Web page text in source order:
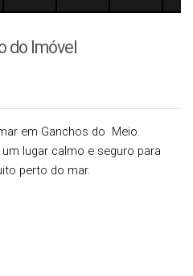
do Imóvel
em Ganchos do Meio.
lugar calmo e seguro para
perto do mar.